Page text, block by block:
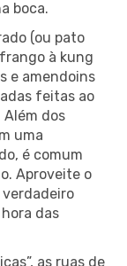
boca.
(ou pato
à kung
e amendoins
feitas ao
Além dos
uma
é comum
Aproveite o
verdadeiro
das
as ruas de